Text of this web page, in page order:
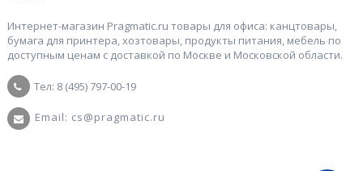
Интернет-магазин Pragmatic.ru товары для офиса: канцтовары,
бумага для принтера, хозтовары, продукты питания, мебель по
доступным ценам с доставкой по Москве и Московской области.
Тел: 8 (495) 797-00-19
Email: cs@pragmatic.ru